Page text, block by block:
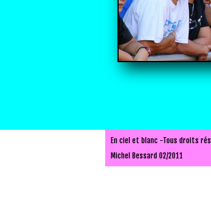
En ciel et blanc -Tous droits
Michel Bessard 02/2011